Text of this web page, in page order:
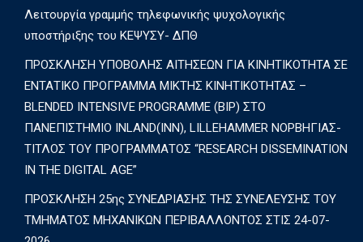
Λειτουργία γραμμής τηλεφωνικής ψυχολογικής
υποστήριξης του ΚΕΨΥΣΥ- ΔΠΘ
ΠΡΟΣΚΛΗΣΗ ΥΠΟΒΟΛΗΣ ΑΙΤΗΣΕΩΝ ΓΙΑ ΚΙΝΗΤΙΚΟΤΗΤΑ ΣΕ
ΕΝΤΑΤΙΚΟ ΠΡΟΓΡΑΜΜΑ ΜΙΚΤΗΣ ΚΙΝΗΤΙΚΟΤΗΤΑΣ –
BLENDED INTENSIVE PROGRAMME (BIP) ΣΤΟ
ΠΑΝΕΠΙΣΤΗΜΙΟ INLAND(INN), LILLEHAMMER ΝΟΡΒΗΓΙΑΣ-
ΤΙΤΛΟΣ ΤΟΥ ΠΡΟΓΡΑΜΜΑΤΟΣ “RESEARCH DISSEMINATION
IN THE DIGITAL AGE”
ΠΡΟΣΚΛΗΣΗ 25ης ΣΥΝΕΔΡΙΑΣΗΣ ΤΗΣ ΣΥΝΕΛΕΥΣΗΣ ΤΟΥ
ΤΜΗΜΑΤΟΣ ΜΗΧΑΝΙΚΩΝ ΠΕΡΙΒΑΛΛΟΝΤΟΣ ΣΤΙΣ 24-07-